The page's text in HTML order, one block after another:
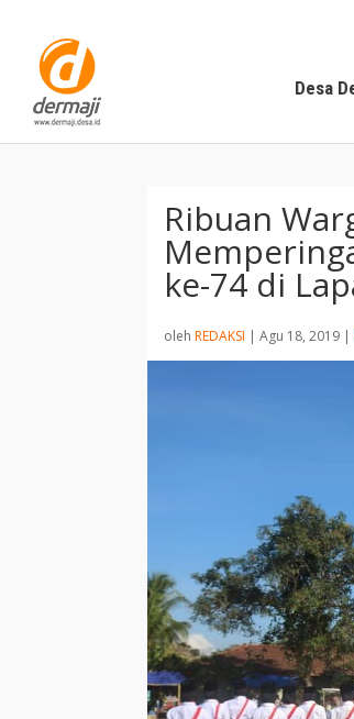
Desa
Ribuan
ke-74 di
olehREDAKSI |Agu 18, 2019 |